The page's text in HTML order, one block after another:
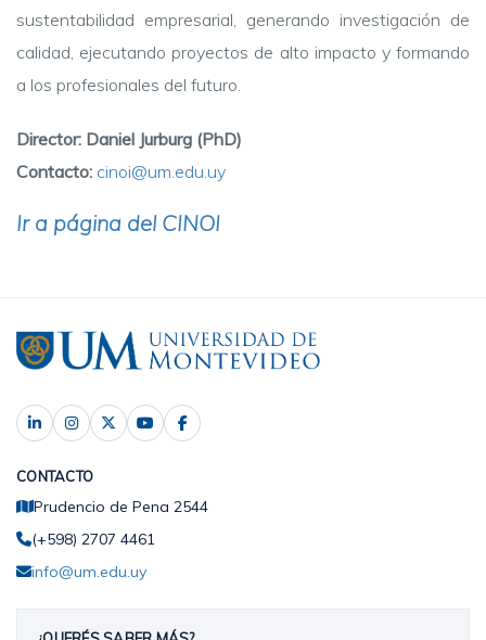
sustentabilidad empresarial, generando investigación de
calidad, ejecutando proyectos de alto impacto y formando
a los profesionales del futuro.
Director: Daniel Jurburg (PhD)
Contacto: cinoi@um.edu.uy
Ir a página del CINOI
CONTACTO
Prudencio de Pena 2544
(+598) 2707 4461
info@um.edu.uy